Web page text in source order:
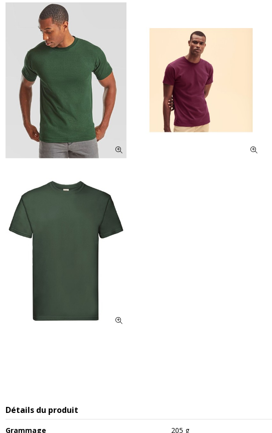
Détails du produit
Grammage
205 g